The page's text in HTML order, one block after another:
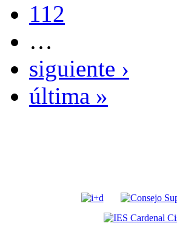
112
…
siguiente ›
última »